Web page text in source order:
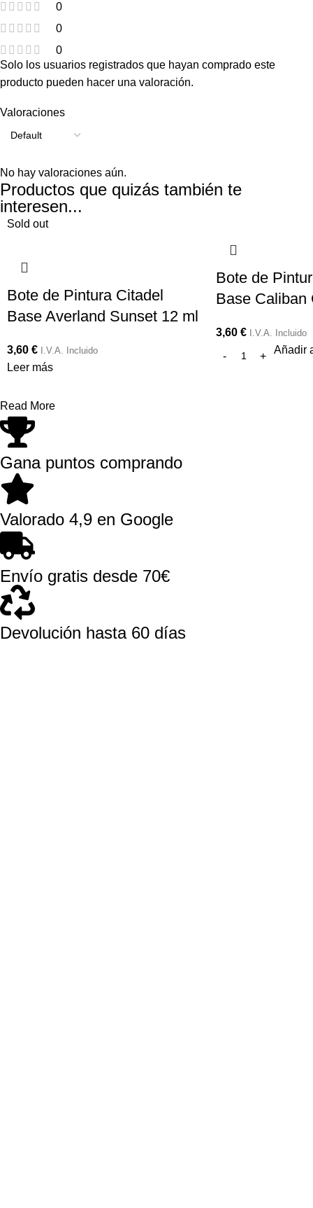
0
0
0
Valoraciones
No hay valoraciones aún.
Solo los usuarios registrados que hayan comprado este
producto pueden hacer una valoración.
Productos que quizás también te
interesen...
Sold out
Bote de Pintura Citadel
Base Averland Sunset 12 ml
3,60 € I.V.A. Incluido
Leer más
Bote de
Base Caliban
3,60 € I.V.A. Incluido
Añadir
Read More
Gana puntos comprando
Valorado 4,9 en Google
Envío gratis desde 70€
Devolución hasta 60 días